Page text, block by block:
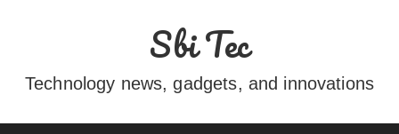
conteúdo
Sbi Tec
Technology news, gadgets, and innovations